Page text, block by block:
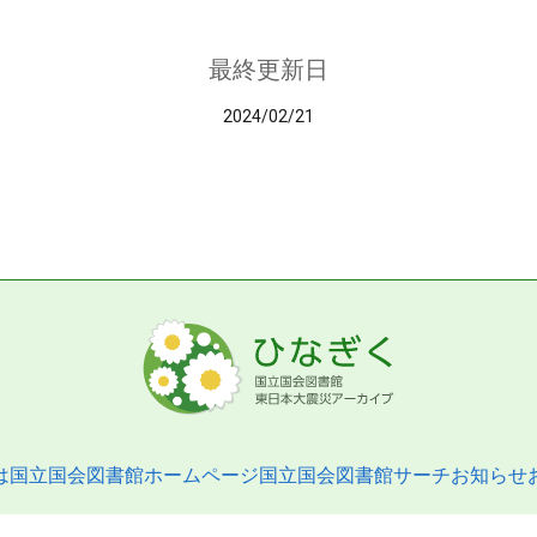
最終更新日
2024/02/21
国立国会図書館ホームページ国立国会図書館サーチお知らせ